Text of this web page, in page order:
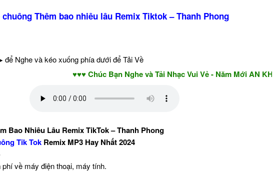
chuông Thêm bao nhiêu lâu Remix Tiktok – Thanh Phong
để Nghe và kéo xuống phía dưới để Tải Về
♥♥♥ Chúc Bạn Nghe và Tải Nhạc Vui Vẻ - Năm Mới AN KHANG &
Bao Nhiêu Lâu Remix TikTok – Thanh Phong
Tik Tok Remix MP3 Hay Nhất 2024
về máy điện thoại, máy tính.